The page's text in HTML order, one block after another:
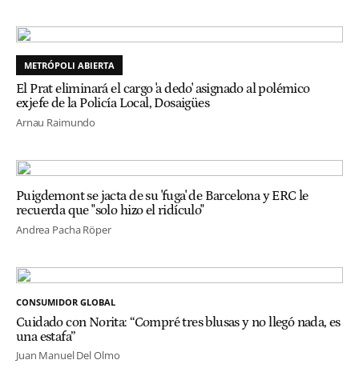
METRÓPOLI ABIERTA
El Prat eliminará el cargo 'a dedo' asignado al polémico
exjefe de la Policía Local, Dosaigües
Arnau Raimundo
Puigdemont se jacta de su 'fuga' de Barcelona y ERC le
recuerda que "solo hizo el ridículo"
Andrea Pacha Röper
CONSUMIDOR GLOBAL
Cuidado con Norita: “Compré tres blusas y no llegó nada, es
una estafa”
Juan Manuel Del Olmo